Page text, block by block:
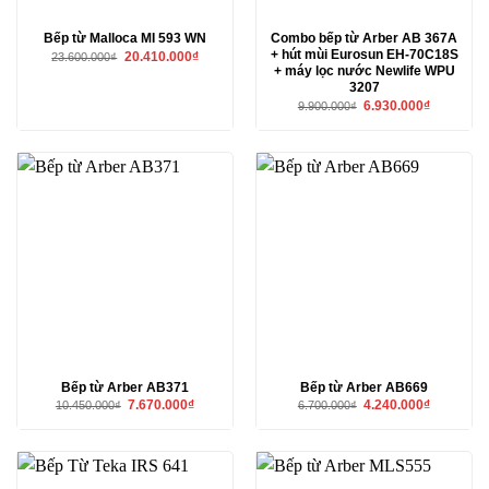
Bếp từ Malloca MI 593 WN
23.600.000₫ Giá
20.410.000₫Giá
Combo bếp từ Arber AB 367A
+ hút mùi Eurosun EH-70C18S
+ máy lọc nước Newlife WPU
3207
9.900.000₫ Giá
6.930.000₫Giá
Bếp từ Arber AB371
10.450.000₫ Giá
7.670.000₫Giá
Bếp từ Arber AB669
6.700.000₫ Giá
4.240.000₫Giá